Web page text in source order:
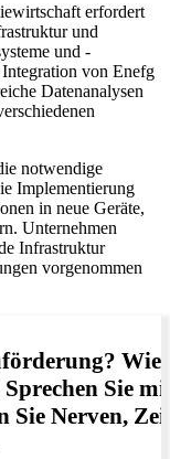
erfordert
und
und -
Integration von Enefg
Datenanalysen
notwendige
Implementierung
in neue Geräte,
Unternehmen
Infrastruktur
vorgenommen
Wie
Sie
Sie Nerven,